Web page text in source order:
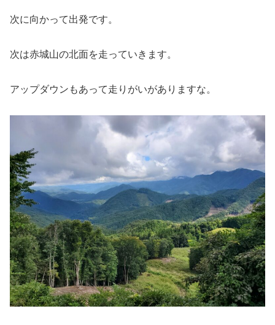
次に向かって出発です。
次は赤城山の北面を走っていきます。
アップダウンもあって走りがいがありますな。